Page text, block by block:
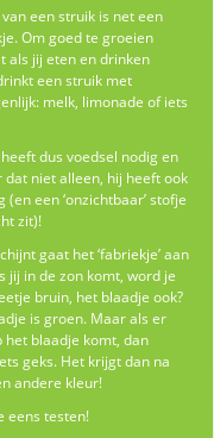
een struik is net een
Om goed te groeien
als jij eten en drinken
een struik met
melk, limonade of iets
dus voedsel nodig en
niet alleen, hij heeft ook
(en een ‘onzichtbaar’ stofje
zit)!
gaat het ‘fabriekje’ aan
jij in de zon komt, word je
bruin, het blaadje ook?
is groen. Maar als er
het blaadje komt, dan
geks. Het krijgt dan na
andere kleur!
eens testen!